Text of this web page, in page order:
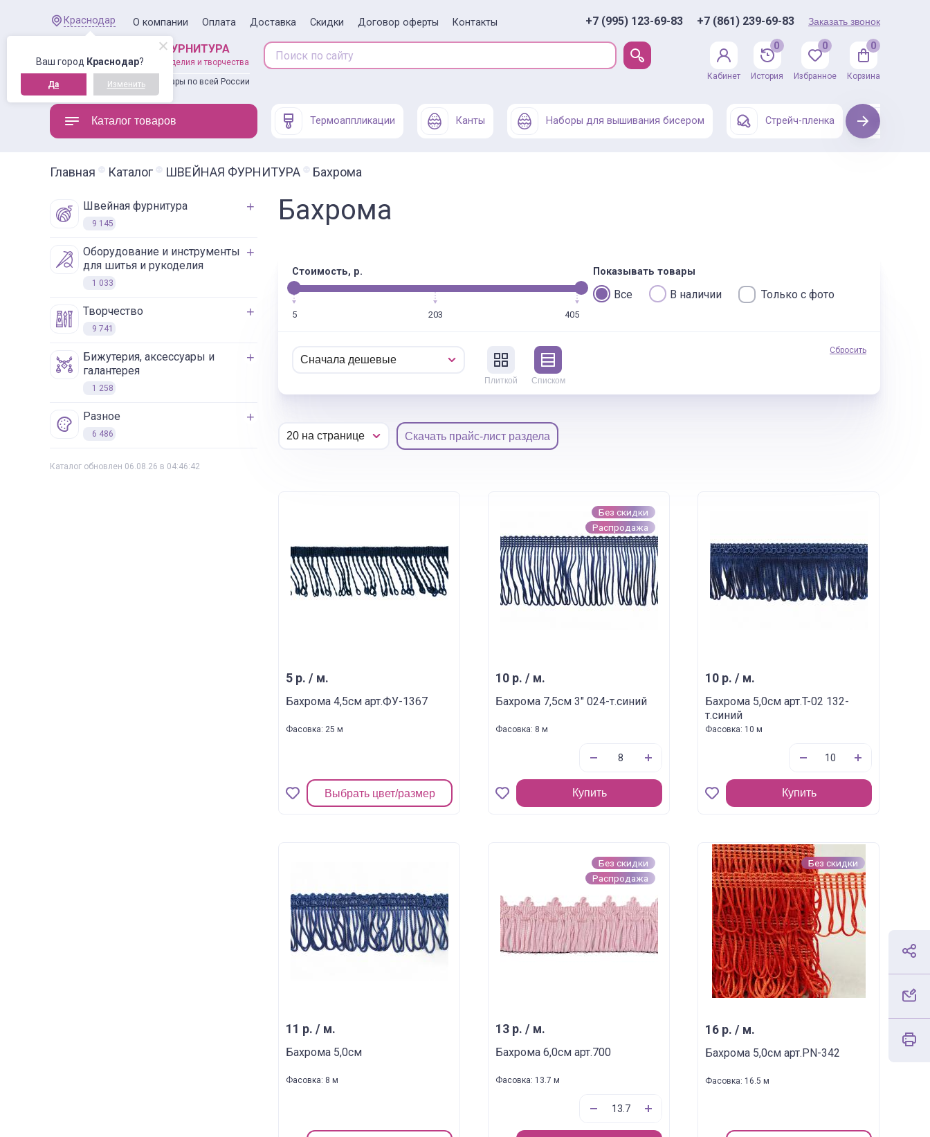
Ваш город Краснодар?
Да Изменить
Краснодар О компании Оплата Доставка Скидки Договор оферты Контакты +7 (995) 123-69-83 +7 (861) 239-69-83 Заказать звонок
ШВЕЙНАЯ ФУРНИТУРА
товары для рукоделия и творчества
Доставляем товары по всей России
Кабинет
0
История
0
Избранное
0
Корзина
Каталог товаров Термоаппликации Канты Наборы для вышивания бисером Стрейч-пленка Next
Главная Каталог ШВЕЙНАЯ ФУРНИТУРА Бахрома
швейная фурнитура
9 145
оборудование и инструменты
для шитья и рукоделия
1 033
творчество
9 741
бижутерия, аксессуары и
галантерея
1 258
разное
6 486
Каталог обновлен 06.08.26 в 04:46:42
Бахрома
Стоимость, р.
5 203 405
Показывать товары
Все В наличии Только с фото
Плиткой Списком
Сбросить
Скачать прайс-лист раздела
5 р. / м.
Бахрома 4,5см арт.ФУ-1367
Фасовка: 25 м
Выбрать цвет/размер
Без скидки
Распродажа
10 р. / м.
Бахрома 7,5см 3" 024-т.синий
Фасовка: 8 м
Купить
10 р. / м.
Бахрома 5,0см арт.T-02 132-
т.синий
Фасовка: 10 м
Купить
11 р. / м.
Бахрома 5,0см
Фасовка: 8 м
Без скидки
Распродажа
13 р. / м.
Бахрома 6,0см арт.700
Фасовка: 13.7 м
Без скидки
16 р. / м.
Бахрома 5,0см арт.PN-342
Фасовка: 16.5 м